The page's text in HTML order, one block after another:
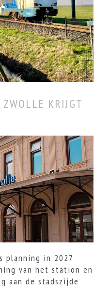
KRIJGT
planning in 2027
van het station en
aan de stadszijde